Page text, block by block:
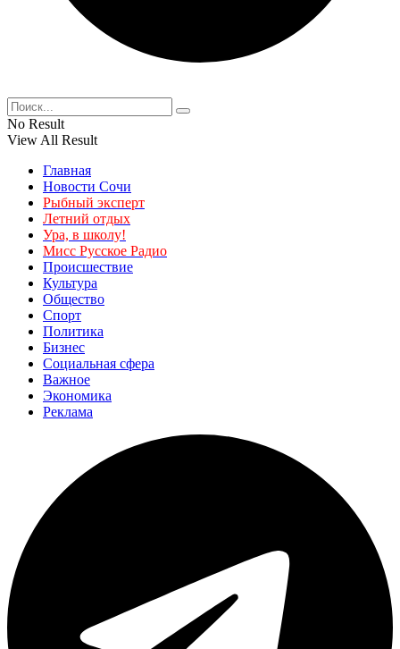
No Result
View All Result
Главная
Новости Сочи
Рыбный эксперт
Летний отдых
Ура, в школу!
Мисс Русское Радио
Происшествие
Культура
Общество
Спорт
Политика
Бизнес
Социальная сфера
Важное
Экономика
Реклама